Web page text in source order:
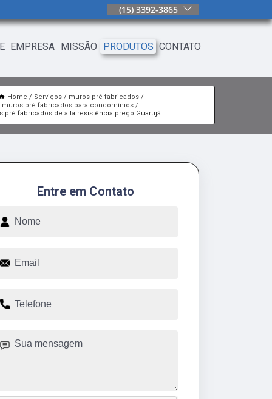
(15) 3392-3865
EMPRESA MISSÃO PRODUTOS CONTATO
Home Serviços
muros pré fabricados
muros pré fabricados para condomínios
pré fabricados de alta resistência preço Guarujá
Entre em Contato